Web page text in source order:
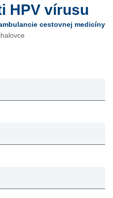
HPV vírusu
cestovnej medicíny